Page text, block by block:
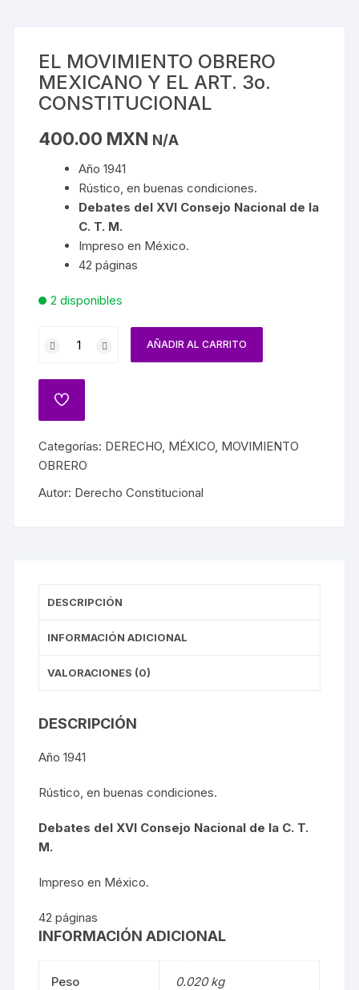
EL MOVIMIENTO OBRERO
MEXICANO Y EL ART. 3o.
CONSTITUCIONAL
400.00 MXN N/A
Año 1941
Rústico, en buenas condiciones.
Debates del XVI Consejo Nacional de la
C. T. M.
Impreso en México.
42 páginas
2 disponibles
AÑADIR AL CARRITO
Categorías: DERECHO, MÉXICO, MOVIMIENTO
OBRERO
Autor: Derecho Constitucional
DESCRIPCIÓN
INFORMACIÓN ADICIONAL
VALORACIONES (0)
DESCRIPCIÓN
Año 1941
Rústico, en buenas condiciones.
Debates del XVI Consejo Nacional de la C. T.
M.
Impreso en México.
42 páginas
INFORMACIÓN ADICIONAL
Peso 0.020 kg